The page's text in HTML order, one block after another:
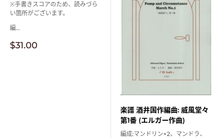
※手書きスコアのため、読みづら
い箇所がございます。
編...
販
$31.00
楽譜 酒井国作編曲: 威風堂々
第1番 (エルガー作曲)
編成:マンドリン×2、マンドラ、